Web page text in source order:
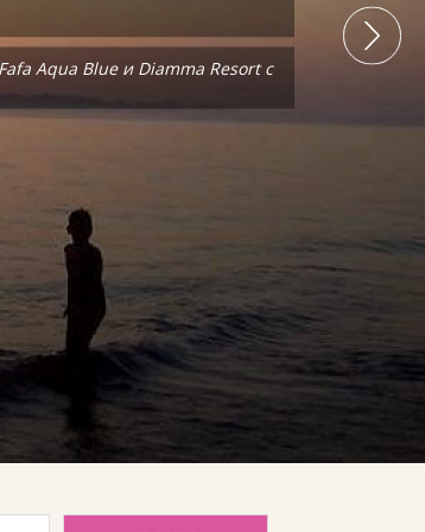
Aqua Blue и Diamma Resort с
Aqua Blue и Diamma Resort с